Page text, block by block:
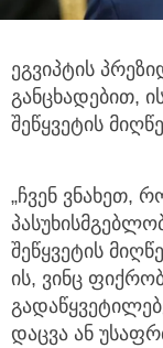
ეგვიპტის
განცხადებით,
შეწყვეტის
„ჩვენ ვნახეთ,
შეწყვეტის
ის, ვინც
დაცვა ან